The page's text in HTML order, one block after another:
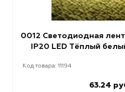
0012 Светодиодная
IP20 LED Тёплый
Код товара: 11194
63.24